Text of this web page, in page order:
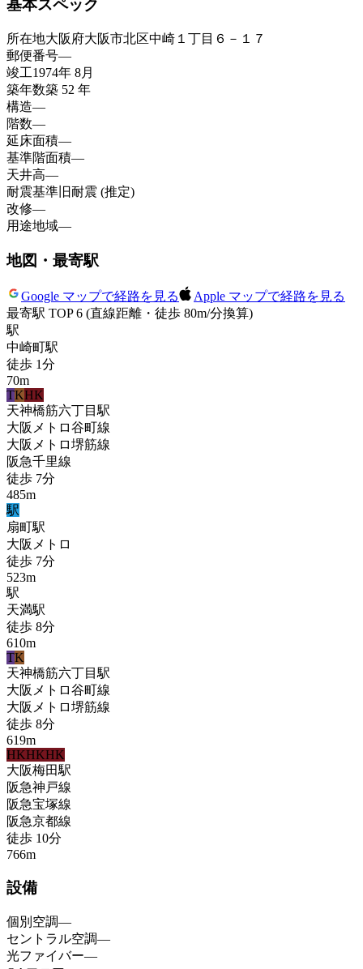
基本スペック
所在地大阪府大阪市北区中崎１丁目６－１７
郵便番号—
竣工1974年 8月
築年数築 52 年
構造—
階数—
延床面積—
基準階面積—
天井高—
耐震基準 旧耐震 (推定)
改修—
用途地域—
地図・最寄駅
Google マップで経路を見る
Apple マップで経路を見る
最寄駅 TOP 6 (直線距離・徒歩 80m/分換算)
駅
中崎町駅
徒歩 1分
70m
TKHK
天神橋筋六丁目 駅
大阪メトロ谷町線
大阪メトロ堺筋線
阪急千里線
徒歩 7分
485m
駅
扇町駅
大阪メトロ
徒歩 7分
523m
駅
天満駅
徒歩 8分
610m
TK
天神橋筋六丁目 駅
大阪メトロ谷町線
大阪メトロ堺筋線
徒歩 8分
619m
HKHKHK
大阪梅田駅
阪急神戸線
阪急宝塚線
阪急京都線
徒歩 10分
766m
設備
個別空調—
セントラル空調—
光ファイバー—